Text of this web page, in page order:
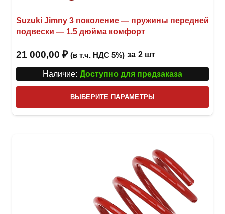
Suzuki Jimny 3 поколение — пружины передней
подвески — 1.5 дюйма комфорт
21 000,00 ₽ (в т.ч. НДС 5%) за 2 шт
Наличие: Доступно для предзаказа
ВЫБЕРИТЕ ПАРАМЕТРЫ
товар